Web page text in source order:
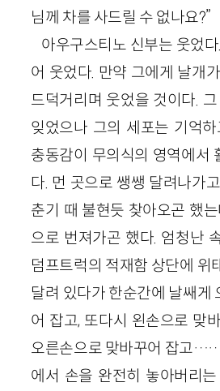
님께 차를 사드릴 수 없나요?”
아우구스티노 신부는 웃었
어 웃었다. 만약 그에게 날개
드덕거리며 웃었을 것이다.
잊었으나 그의 세포는 기억
충동감이 무의식의 영역에서
다. 먼 곳으로 쌩쌩 달려나가
춘기 때 불현듯 찾아오곤 했
으로 번져가곤 했다. 엄청난
덤프트럭의 적재함 상단에 위
달려 있다가 한순간에 날쌔게
어 잡고, 또다시 왼손으로 맞
오른손으로 맞바꾸어 잡고
에서 손을 완전히 놓아버리